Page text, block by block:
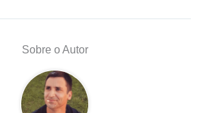
Sobre o Autor